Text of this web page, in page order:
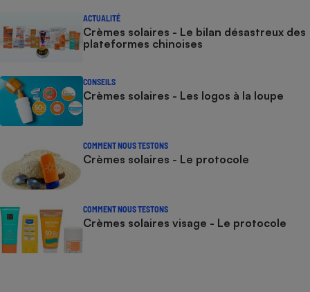
ACTUALITÉ
Crèmes solaires - Le bilan désastreux des
plateformes chinoises
CONSEILS
Crèmes solaires - Les logos à la loupe
COMMENT NOUS TESTONS
Crèmes solaires - Le protocole
COMMENT NOUS TESTONS
Crèmes solaires visage - Le protocole